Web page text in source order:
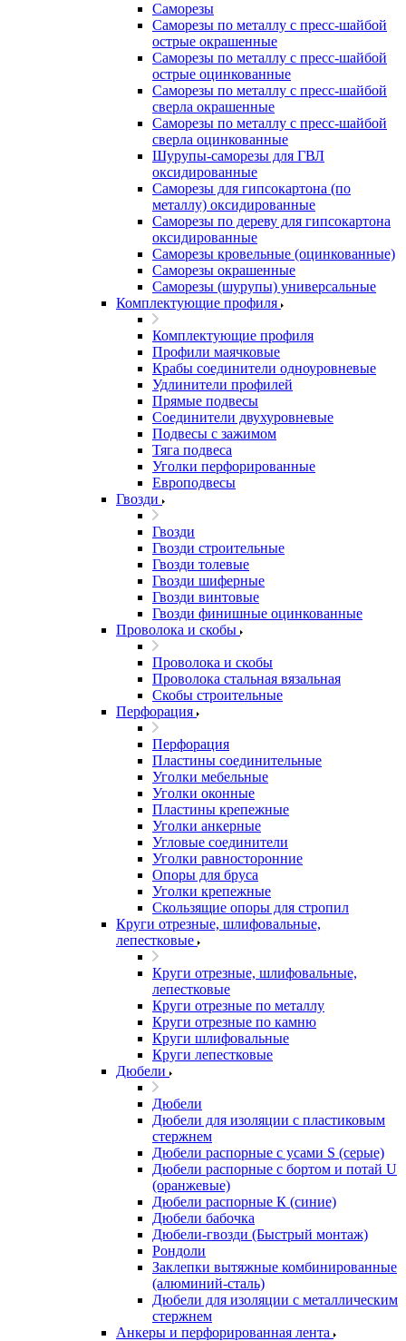
Саморезы
Саморезы по металлу с пресс-шайбой
острые окрашенные
Саморезы по металлу с пресс-шайбой
острые оцинкованные
Саморезы по металлу с пресс-шайбой
сверла окрашенные
Саморезы по металлу с пресс-шайбой
сверла оцинкованные
Шурупы-саморезы для ГВЛ
оксидированные
Саморезы для гипсокартона (по
металлу) оксидированные
Саморезы по дереву для гипсокартона
оксидированные
Саморезы кровельные (оцинкованные)
Саморезы окрашенные
Саморезы (шурупы) универсальные
Комплектующие профиля
Комплектующие профиля
Профили маячковые
Крабы соединители одноуровневые
Удлинители профилей
Прямые подвесы
Соединители двухуровневые
Подвесы с зажимом
Тяга подвеса
Уголки перфорированные
Европодвесы
Гвозди
Гвозди
Гвозди строительные
Гвозди толевые
Гвозди шиферные
Гвозди винтовые
Гвозди финишные оцинкованные
Проволока и скобы
Проволока и скобы
Проволока стальная вязальная
Скобы строительные
Перфорация
Перфорация
Пластины соединительные
Уголки мебельные
Уголки оконные
Пластины крепежные
Уголки анкерные
Угловые соединители
Уголки равносторонние
Опоры для бруса
Уголки крепежные
Скользящие опоры для стропил
Круги отрезные, шлифовальные,
лепестковые
Круги отрезные, шлифовальные,
лепестковые
Круги отрезные по металлу
Круги отрезные по камню
Круги шлифовальные
Круги лепестковые
Дюбели
Дюбели
Дюбели для изоляции с пластиковым
стержнем
Дюбели распорные с усами S (серые)
Дюбели распорные c бортом и потай U
(оранжевые)
Дюбели распорные К (синие)
Дюбели бабочка
Дюбели-гвозди (Быстрый монтаж)
Рондоли
Заклепки вытяжные комбинированные
(алюминий-сталь)
Дюбели для изоляции с металлическим
стержнем
Анкеры и перфорированная лента